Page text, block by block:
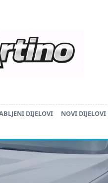
DIJELOVI
NOVI DIJELOVI